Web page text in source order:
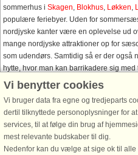
sommerhus i Skagen Blokhus Løkken
populære feriebyer. Uden for
nordjyske kanter være en oplevelse ud
mange nordjyske attraktioner op for
som udendørs. Samtidig så er der også
hytte, hvor man kan barrikadere sig
kigge ud på den kolde, smukke natur.
sommerhus til vinter, forår, sommer eller
Lidt syd på kan man også besøgeFur,
kendt for sine unikke molerklinter og
med en rig natur og kulturhistorie.
Vi benytter cookies
Vi bruger data fra egne og tredjeparts
dertil tilknyttede personoplysninger for
services, til at følge din brug af
mest relevante budskaber til dig.
Nedenfor kan du vælge at sige ok til